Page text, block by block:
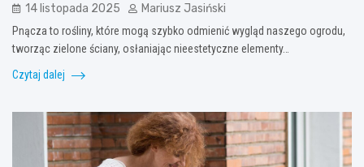
14 listopada 2025 Mariusz Jasiński
Pnącza to rośliny, które mogą szybko odmienić wygląd naszego ogrodu,
tworząc zielone ściany, osłaniając nieestetyczne elementy…
Czytaj dalej